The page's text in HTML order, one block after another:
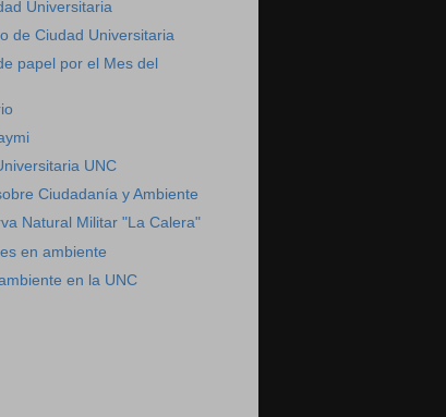
Universitaria
de Ciudad Universitaria
papel por el Mes del
UNC
Ciudadanía y Ambiente
Natural Militar "La Calera"
en ambiente
en la UNC